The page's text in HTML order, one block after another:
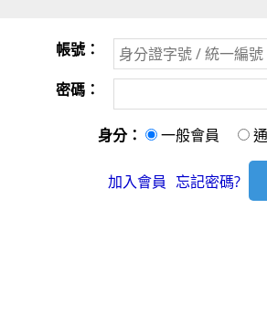
帳號：
密碼：
身分： 一般會員
加入會員 忘記密碼?